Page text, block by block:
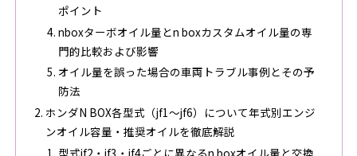
ポイント
nboxターボオイル量とn boxカスタムオイル量の専
門的比較および影響
オイル量を誤った場合の車両トラブル事例とその予
防法
ホンダN BOX各型式（jf1～jf6）について年式別エンジ
ンオイル容量・推奨オイルを徹底解説
型式jf2・jf3・jf4ごとに異なるn boxオイル量と交換